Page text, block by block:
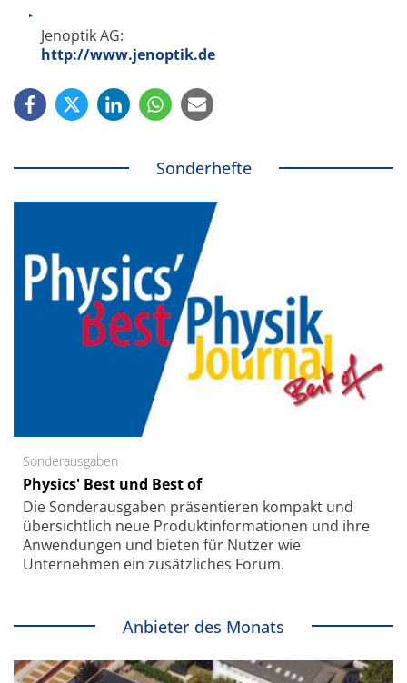
Jenoptik AG:
http://www.jenoptik.de
Sonderhefte
Sonderausgaben
Physics' Best und Best of
Die Sonder­ausgaben präsentieren kompakt und
übersichtlich neue Produkt­informationen und ihre
Anwendungen und bieten für Nutzer wie
Unternehmen ein zusätzliches Forum.
Anbieter des Monats